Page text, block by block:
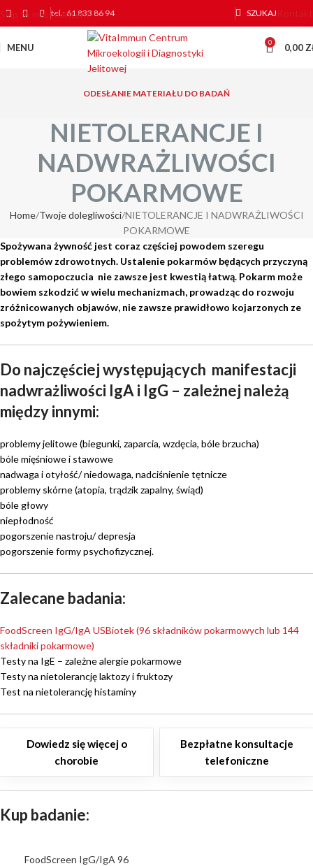
Skip to main content
tel.: 61 833 86 94 SZUKAJ Kontakt
MENU 0 0,00
ODESŁANIE MATERIAŁU DO BADAŃ
NIETOLERANCJE I
NADWRAŻLIWOŚCI
POKARMOWE
Home Twoje dolegliwości NIETOLERANCJE I NADWRAŻLIWOŚCI
POKARMOWE
Spożywana żywność jest coraz częściej powodem szeregu
problemów zdrowotnych. Ustalenie pokarmów będących przyczyną
złego samopoczucia nie zawsze jest kwestią łatwą. Pokarm może
bowiem szkodzić w wielu mechanizmach, prowadząc do rozwoju
zróżnicowanych objawów, nie zawsze prawidłowo kojarzonych ze
spożytym pożywieniem.
Do najczęściej występujących manifestacji
nadwrażliwości IgA i IgG – zależnej należą
między innymi:
problemy jelitowe (biegunki, zaparcia, wzdęcia, bóle brzucha)
bóle mięśniowe i stawowe
nadwaga i otyłość/ niedowaga, nadciśnienie tętnicze
problemy skórne (atopia, trądzik zapalny, świąd)
bóle głowy
niepłodność
pogorszenie nastroju/ depresja
pogorszenie formy psychofizycznej.
Zalecane badania:
FoodScreen IgG/IgA USBiotek (96 składników pokarmowych lub 144
składniki pokarmowe)
Testy na IgE – zależne alergie pokarmowe
Testy na nietolerancję laktozy i fruktozy
Test na nietolerancję histaminy
Dowiedz się więcej o
chorobie
Bezpłatne konsultacje
telefoniczne
Kup badanie:
FoodScreen IgG/IgA 96